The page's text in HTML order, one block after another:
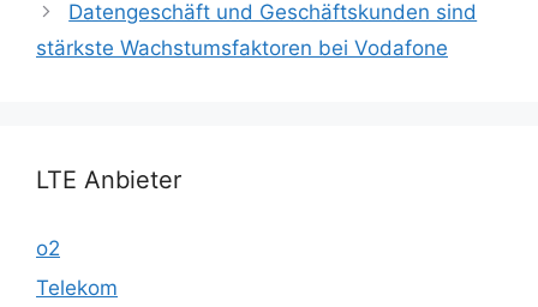
Datengeschäft und Geschäftskunden sind
stärkste Wachstumsfaktoren bei Vodafone
LTE Anbieter
o2
Telekom